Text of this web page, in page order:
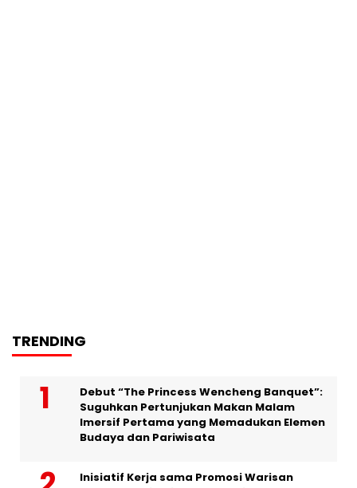
TRENDING
Debut “The Princess Wencheng Banquet”:
Suguhkan Pertunjukan Makan Malam
Imersif Pertama yang Memadukan Elemen
Budaya dan Pariwisata
Inisiatif Kerja sama Promosi Warisan